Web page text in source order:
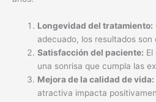
Longevidad del tratamiento:
adecuado, los resultados son
Satisfacción del paciente:
una sonrisa que cumpla las
Mejora de la calidad de vida:
atractiva impacta